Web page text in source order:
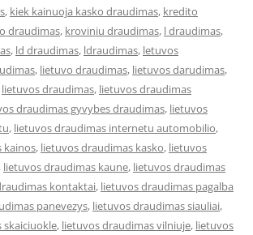
, kiek kainuoja kasko draudimas, kredito
draudimas, kroviniu draudimas, l draudimas,
, ld draudimas, ldraudimas, letuvos
, lietuvo draudimas, lietuvos darudimas,
lietuvos draudimas, lietuvos draudimas
draudimas gyvybes draudimas, lietuvos
, lietuvos draudimas internetu automobilio,
kainos, lietuvos draudimas kasko, lietuvos
, lietuvos draudimas kaune, lietuvos draudimas
kontaktai, lietuvos draudimas pagalba
panevezys, lietuvos draudimas siauliai,
skaiciuokle, lietuvos draudimas vilniuje, lietuvos